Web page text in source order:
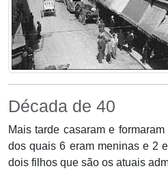
Década de 40
Mais tarde casaram e
dos quais 6 eram meninas e 2
dois filhos que são os atuais